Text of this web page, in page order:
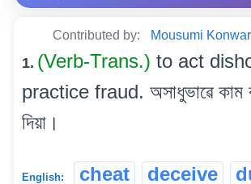
Contributed by: Mousumi Konwar
1. (Verb-Trans.) to act
practice fraud. অসাধুভাৱে কাম
দিয়া।
English: cheat deceive